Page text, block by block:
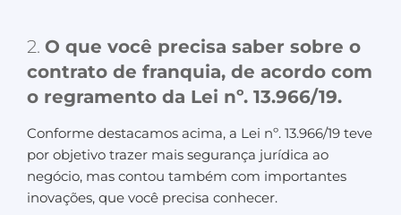
2. O que você precisa saber sobre o
contrato de franquia, de acordo com
o regramento da Lei nº. 13.966/19.
Conforme destacamos acima, a Lei nº. 13.966/19 teve
por objetivo trazer mais segurança jurídica ao
negócio, mas contou também com importantes
inovações, que você precisa conhecer.